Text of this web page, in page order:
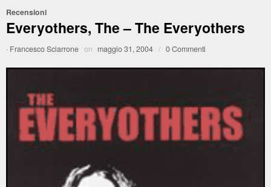
Recensioni
Everyothers, The – The Everyothers
· Francesco Sciarrone on maggio 31, 2004 / 0 Commenti